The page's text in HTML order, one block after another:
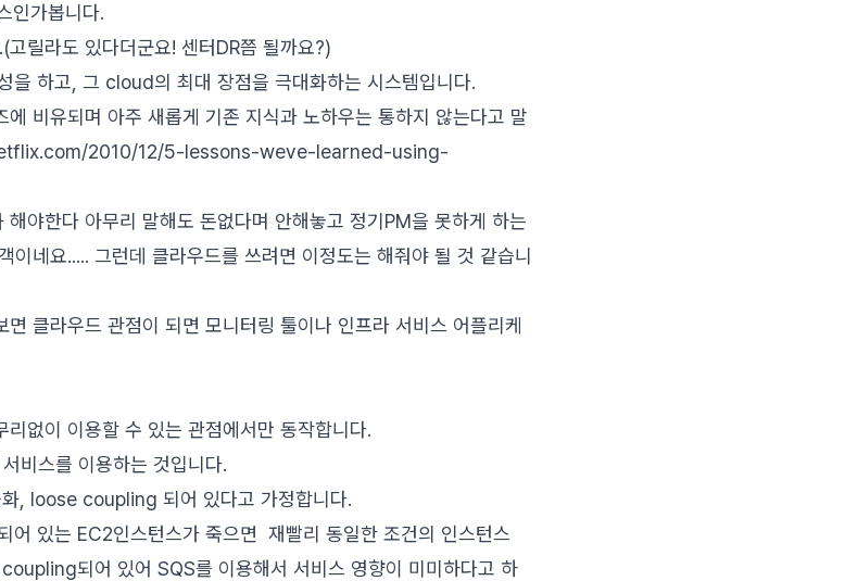
인가봅니다.
릴라도 있다더군요! 센터DR쯤 될까요?)
하고, 그 cloud의 최대 장점을 극대화하는 시스템입니다.
비유되며 아주 새롭게 기존 지식과 노하우는 통하지 않는다고 말
2010/12/5-lessons-weve-learned-using-
야한다 아무리 말해도 돈없다며 안해놓고 정기PM을 못하게 하는
네요..... 그런데 클라우드를 쓰려면 이정도는 해줘야 될 것 같습니
클라우드 관점이 되면 모니터링 툴이나 인프라 서비스 어플리케
없이 이용할 수 있는 관점에서만 동작합니다.
비스를 이용하는 것입니다.
, loose coupling 되어 있다고 가정합니다.
있는 EC2인스턴스가 죽으면 재빨리 동일한 조건의 인스턴스
되어 있어 SQS를 이용해서 서비스 영향이 미미하다고 하